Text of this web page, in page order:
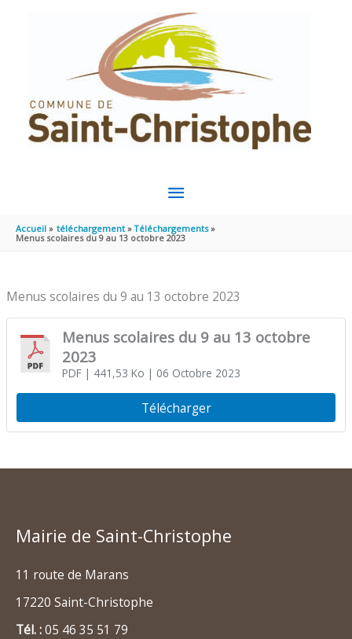
MENU
PRINCIPAL
Accueil téléchargement
Téléchargements
Menus scolaires du 9 au 13 octobre 2023
Menus scolaires du 9 au 13 octobre 2023
Menus scolaires du 9 au 13 octobre
2023
PDF| 441,53 Ko | 06 Octobre 2023
Télécharger
Mairie de Saint-Christophe
11 route de Marans
17220 Saint-Christophe
Tél. :05 46 35 51 79